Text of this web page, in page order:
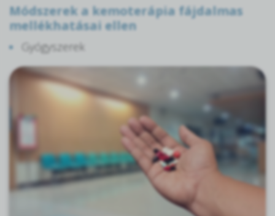
Módszerek a kemoterápia fájdalmas
mellékhatásai ellen
Gyógyszerek